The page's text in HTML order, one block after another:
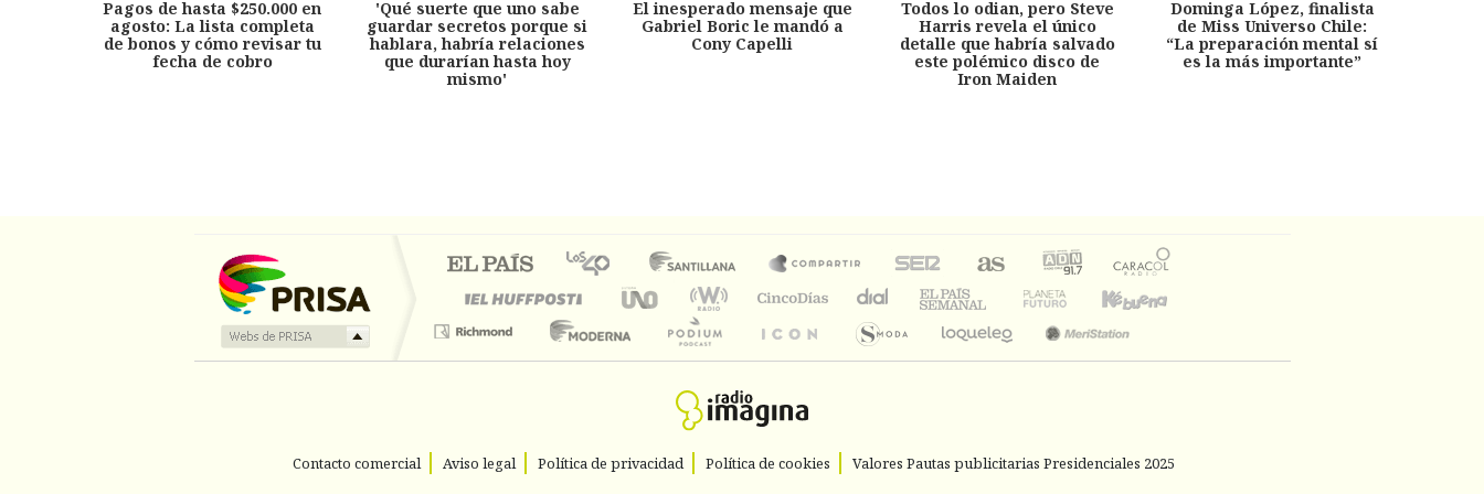
Pagos de hasta $250.000 en
agosto: La lista completa
de bonos y cómo revisar tu
fecha de cobro
'Qué suerte que uno sabe
guardar secretos porque si
hablara, habría relaciones
que durarían hasta hoy
mismo'
El inesperado mensaje que
Gabriel Boric le mandó a
Cony Capelli
Todos lo odian, pero Steve
Harris revela el único
detalle que habría salvado
este polémico disco de
Iron Maiden
Dominga López, finalista
de Miss Universo Chile:
“La preparación mental sí
es la más importante”
Contacto comercial Aviso legal Política de privacidad Política de cookies Valores Pautas publicitarias Presidenciales 2025